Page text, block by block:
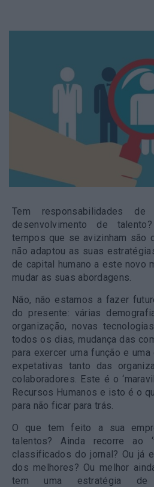
Tem responsabilidades
desenvolvimento de
tempos que se avizinham são
não adaptou as suas
de capital humano a este novo
mudar as suas abordagens.
Não, não estamos a fazer
do presente: várias
organização, novas
todos os dias, mudança das
para exercer uma função e
expetativas tanto das
colaboradores. Este é o
Recursos Humanos e isto é o
para não ficar para trás.
O que tem feito a sua
talentos? Ainda recorre ao
classificados do jornal? Ou já
dos melhores? Ou melhor
tem uma estratégia